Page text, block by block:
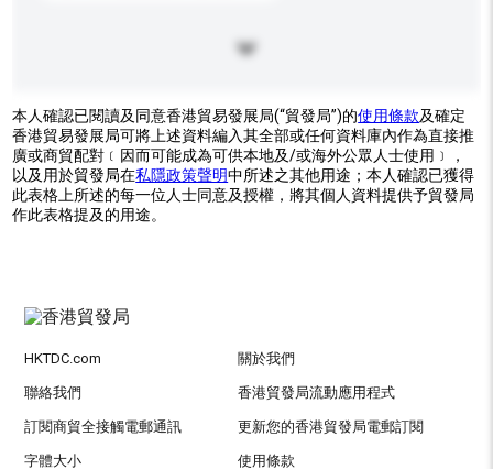
本人確認已閱讀及同意香港貿易發展局(“貿發局”)的使用條款及確定
香港貿易發展局可將上述資料編入其全部或任何資料庫內作為直接推
廣或商貿配對﹝因而可能成為可供本地及/或海外公眾人士使用﹞，
以及用於貿發局在私隱政策聲明中所述之其他用途；本人確認已獲得
此表格上所述的每一位人士同意及授權，將其個人資料提供予貿發局
作此表格提及的用途。
HKTDC.com 關於我們
聯絡我們 香港貿發局流動應用程式
訂閱商貿全接觸電郵通訊 更新您的香港貿發局電郵訂閱
字體大小 使用條款